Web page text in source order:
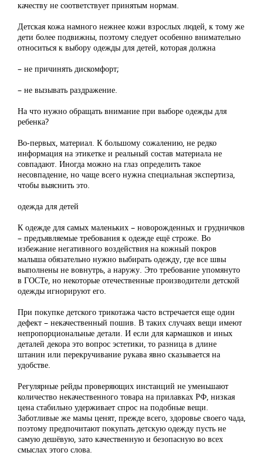
качеству не соответствует принятым нормам.
Детская кожа намного нежнее кожи взрослых людей, к тому же
дети более подвижны, поэтому следует особенно внимательно
относиться к выбору одежды для детей, которая должна
– не причинять дискомфорт;
– не вызывать раздражение.
На что нужно обращать внимание при выборе одежды для
ребенка?
Во-первых, материал. К большому сожалению, не редко
информация на этикетке и реальный состав материала не
совпадают. Иногда можно на глаз определить такое
несовпадение, но чаще всего нужна специальная экспертиза,
чтобы выяснить это.
одежда для детей
К одежде для самых маленьких – новорожденных и грудничков
– предъявляемые требования к одежде ещё строже. Во
избежание негативного воздействия на кожный покров
малыша обязательно нужно выбирать одежду, где все швы
выполнены не вовнутрь, а наружу. Это требование упомянуто
в ГОСТе, но некоторые отечественные производители детской
одежды игнорируют его.
При покупке детского трикотажа часто встречается еще один
дефект – некачественный пошив. В таких случаях вещи имеют
непропорциональные детали. И если для кармашков и иных
деталей декора это вопрос эстетики, то разница в длине
штанин или перекручивание рукава явно сказывается на
удобстве.
Регулярные рейды проверяющих инстанций не уменьшают
количество некачественного товара на прилавках РФ, низкая
цена стабильно удерживает спрос на подобные вещи.
Заботливые же мамы ценят, прежде всего, здоровье своего чада,
поэтому предпочитают покупать детскую одежду пусть не
самую дешёвую, зато качественную и безопасную во всех
смыслах этого слова.